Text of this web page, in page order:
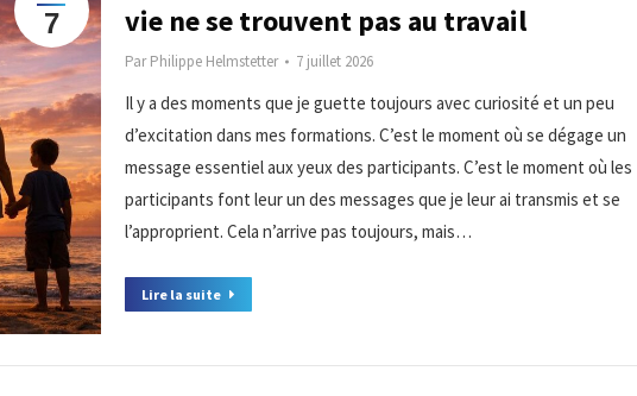
7
vie ne se trouvent pas au travail
ParPhilippe Helmstetter 7 juillet 2026
Il y a des moments que je guette toujours avec curiosité et un peu
d’excitation dans mes formations. C’est le moment où se dégage un
message essentiel aux yeux des participants. C’est le moment où les
participants font leur un des messages que je leur ai transmis et se
l’approprient. Cela n’arrive pas toujours, mais…
Lire la suite